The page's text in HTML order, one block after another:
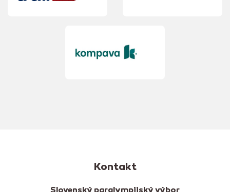
Kontakt